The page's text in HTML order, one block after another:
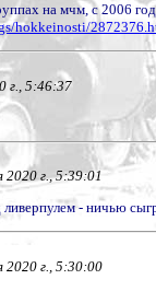
на мчм, с 2006
hokkeinosti/
г., 5:46:37
2020 г., 5:39:01
- ничью
2020 г., 5:30:00